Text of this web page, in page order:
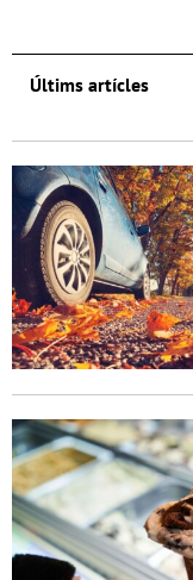
Últims artícles